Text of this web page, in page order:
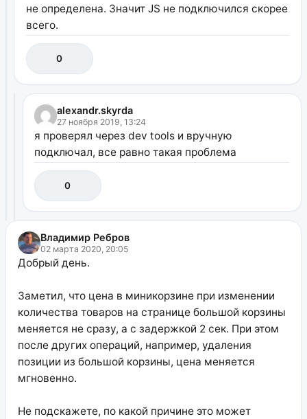
не определена. Значит JS не подключился скорее
всего.
0
alexandr.skyrda
27 ноября 2019, 13:24
я проверял через dev tools и вручную
подключал, все равно такая проблема
0
Владимир Ребров
02 марта 2020, 20:05
Добрый день.
Заметил, что цена в миникорзине при изменении
количества товаров на странице большой корзины
меняется не сразу, а с задержкой 2 сек. При этом
после других операций, например, удаления
позиции из большой корзины, цена меняется
мгновенно.
Не подскажете, по какой причине это может